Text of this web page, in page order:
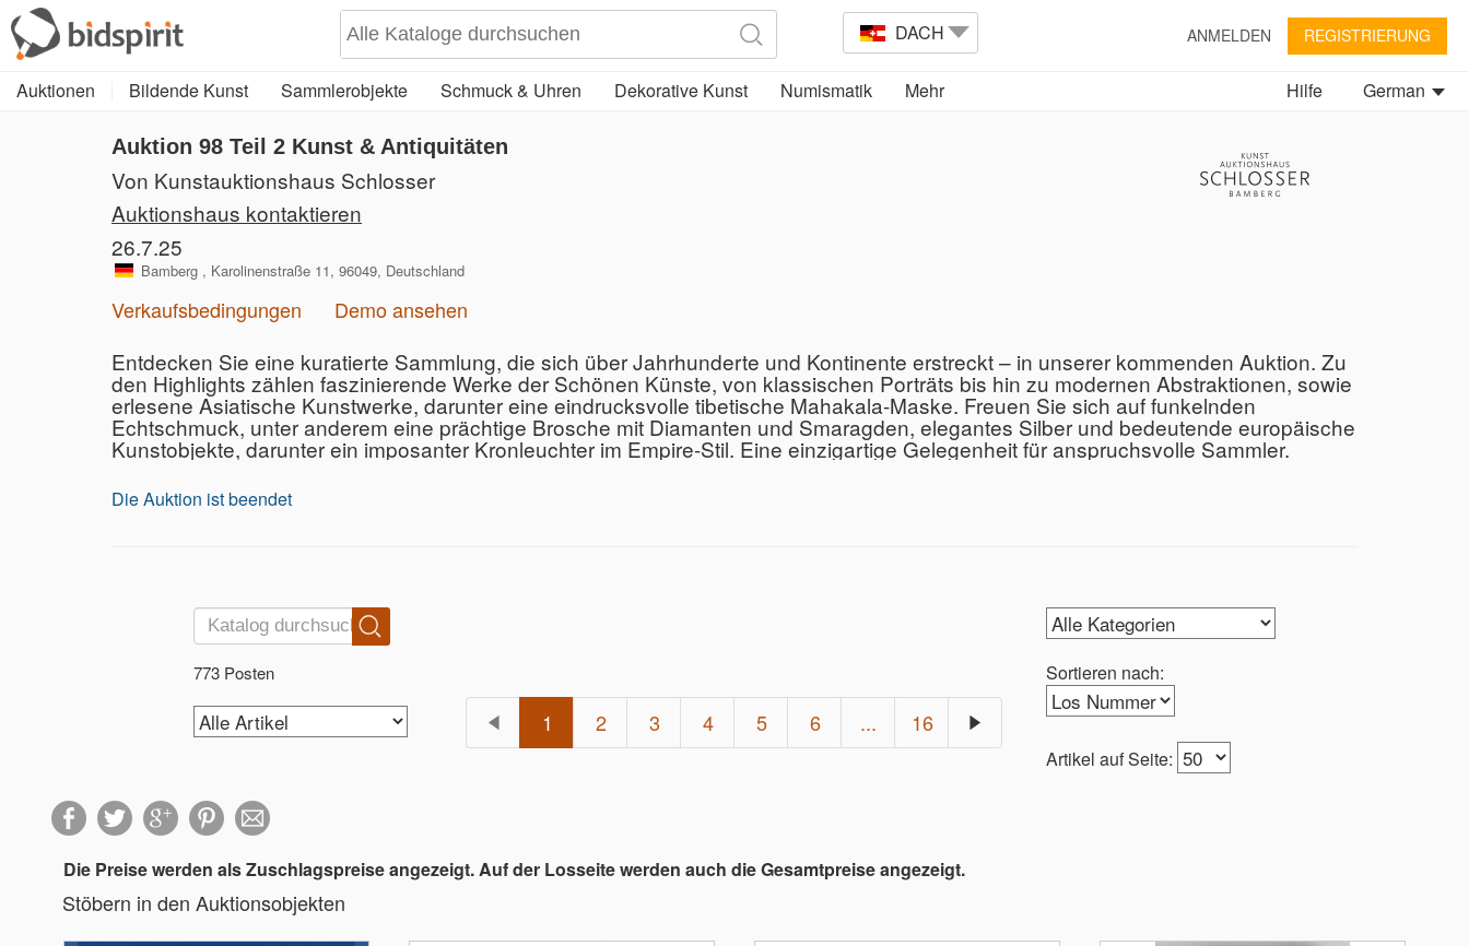
DACH ANMELDEN REGISTRIERUNG
Auktionen Bildende Kunst Sammlerobjekte Schmuck & Uhren Dekorative Kunst Numismatik Mehr German
Hilfe
Auktion 98 Teil 2 Kunst & Antiquitäten
Von Kunstauktionshaus Schlosser
Auktionshaus kontaktieren
26.7.25
Bamberg , Karolinenstraße 11, 96049, Deutschland
Verkaufsbedingungen Demo ansehen
Entdecken Sie eine kuratierte Sammlung, die sich über Jahrhunderte und Kontinente erstreckt – in unserer kommenden Auktion. Zu
den Highlights zählen faszinierende Werke der Schönen Künste, von klassischen Porträts bis hin zu modernen Abstraktionen, sowie
erlesene Asiatische Kunstwerke, darunter eine eindrucksvolle tibetische Mahakala-Maske. Freuen Sie sich auf funkelnden
Echtschmuck, unter anderem eine prächtige Brosche mit Diamanten und Smaragden, elegantes Silber und bedeutende europäische
Kunstobjekte, darunter ein imposanter Kronleuchter im Empire-Stil. Eine einzigartige Gelegenheit für anspruchsvolle Sammler.
Die Auktion ist beendet
773 Posten Sortieren nach:
Artikel auf Seite:
1 2 3 4 5 6 ... 16
Die Preise werden als Zuschlagspreise angezeigt. Auf der Losseite werden auch die Gesamtpreise angezeigt.
Stöbern in den Auktionsobjekten